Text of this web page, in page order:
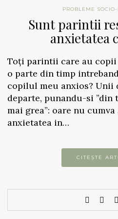
PROBLEME
Sunt parintii
anxietatea
Toți parintii care au
o parte din timp
copilul meu anxios? Unii
departe, punandu-si
mai grea”: oare nu
anxietatea in…
CITEȘTE